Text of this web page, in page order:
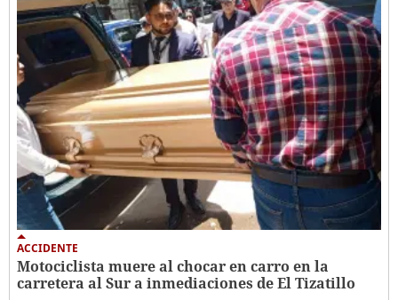
ACCIDENTE
Motociclista muere al chocar en carro en la
carretera al Sur a inmediaciones de El Tizatillo